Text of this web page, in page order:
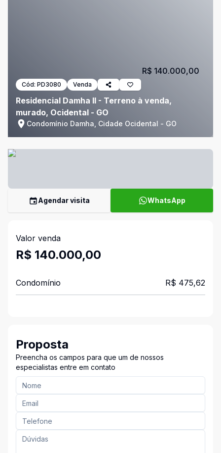
Cód: PD3080 Venda
Residencial Damha II - Terreno à venda,
murado, Ocidental - GO
Condomínio Damha, Cidade Ocidental - GO
R$ 140.000,00
Agendar visita WhatsApp
Valor venda
R$ 140.000,00
Condomínio R$ 475,62
Proposta
Preencha os campos para que um de nossos
especialistas entre em contato